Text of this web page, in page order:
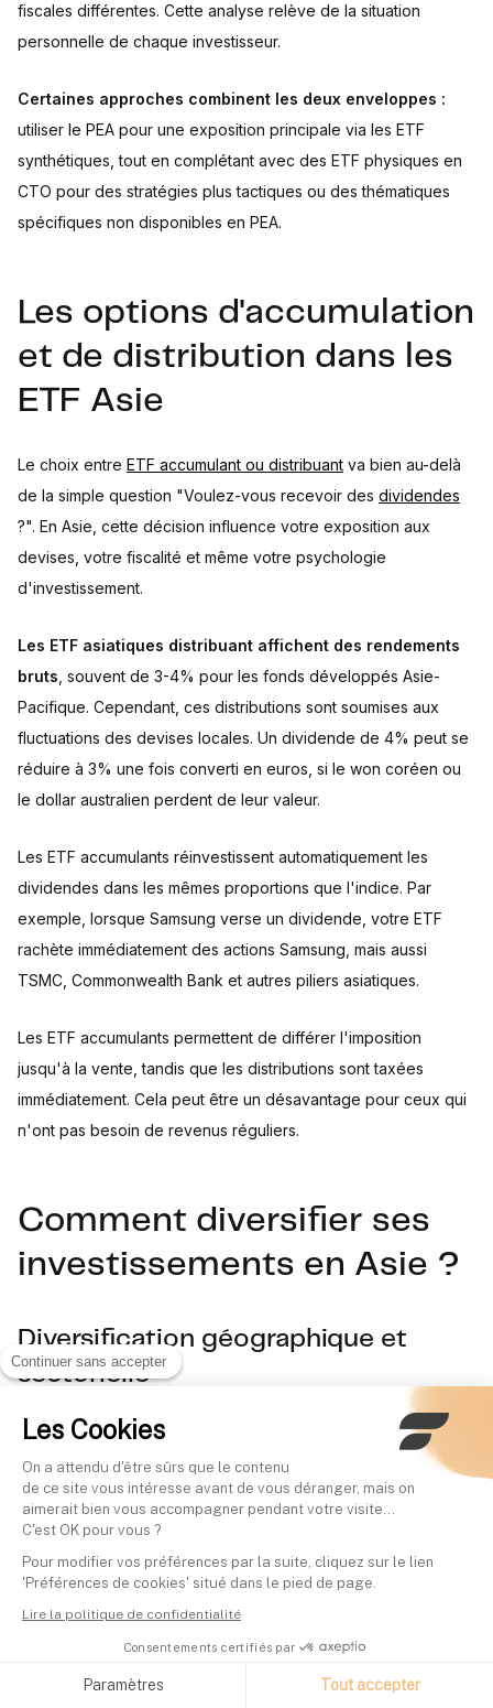
Continuer sans accepter
Les Cookies
On a attendu d'être sûrs que le contenu
de ce site vous intéresse avant de vous déranger, mais on
aimerait bien vous accompagner pendant votre visite...
C'est OK pour vous ?
Pour modifier vos préférences par la suite, cliquez sur le lien
'Préférences de cookies' situé dans le pied de page.
Lire la politique de confidentialité
Consentements certifiés par
Paramètres Tout accepter
fiscales différentes. Cette analyse relève de la situation
personnelle de chaque investisseur.
Certaines approches combinent les deux enveloppes :
utiliser le PEA pour une exposition principale via les ETF
synthétiques, tout en complétant avec des ETF physiques en
CTO pour des stratégies plus tactiques ou des thématiques
spécifiques non disponibles en PEA.
Les options d'accumulation
et de distribution dans les
ETF Asie
Le choix entre ETF accumulant ou distribuant va bien au-delà
de la simple question "Voulez-vous recevoir des dividendes
?". En Asie, cette décision influence votre exposition aux
devises, votre fiscalité et même votre psychologie
d'investissement.
Les ETF asiatiques distribuant affichent des rendements
bruts , souvent de 3-4% pour les fonds développés Asie-
Pacifique. Cependant, ces distributions sont soumises aux
fluctuations des devises locales. Un dividende de 4% peut se
réduire à 3% une fois converti en euros, si le won coréen ou
le dollar australien perdent de leur valeur.
Les ETF accumulants réinvestissent automatiquement les
dividendes dans les mêmes proportions que l'indice. Par
exemple, lorsque Samsung verse un dividende, votre ETF
rachète immédiatement des actions Samsung, mais aussi
TSMC, Commonwealth Bank et autres piliers asiatiques.
Les ETF accumulants permettent de différer l'imposition
jusqu'à la vente, tandis que les distributions sont taxées
immédiatement. Cela peut être un désavantage pour ceux qui
n'ont pas besoin de revenus réguliers.
Comment diversifier ses
investissements en Asie ?
Diversification géographique et
sectorielle
La diversification en Asie ne se limite pas à répartir ses
investissements entre plusieurs pays. Il est essentiel
d'identifier les écosystèmes économiques interconnectés. Par
exemple, Taiwan et la Corée du Sud forment un pôle
technologique complémentaire : TSMC fabrique les puces,
Samsung les intègre dans ses produits. Cette synergie
crée une résilience naturelle face aux chocs sectoriels.